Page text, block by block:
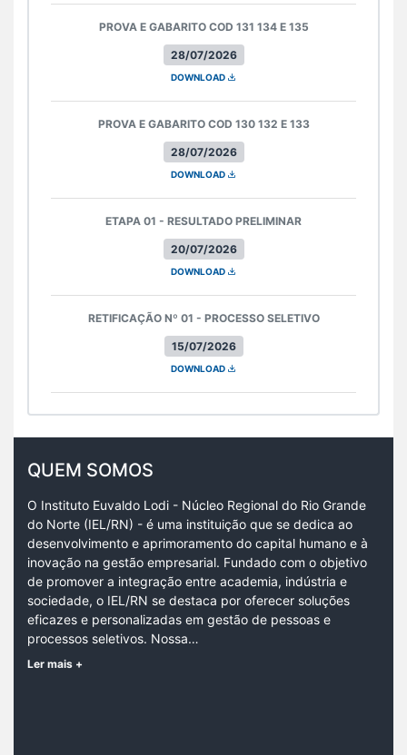
28/07/2026
PROVA E GABARITO COD 131 134 E 135
DOWNLOAD
28/07/2026
PROVA E GABARITO COD 130 132 E 133
DOWNLOAD
20/07/2026
ETAPA 01 - RESULTADO PRELIMINAR
DOWNLOAD
15/07/2026
RETIFICAÇÃO Nº 01 - PROCESSO SELETIVO
DOWNLOAD
QUEM SOMOS
O Instituto Euvaldo Lodi - Núcleo Regional do Rio Grande
do Norte (IEL/RN) - é uma instituição que se dedica ao
desenvolvimento e aprimoramento do capital humano e à
inovação na gestão empresarial. Fundado com o objetivo
de promover a integração entre academia, indústria e
sociedade, o IEL/RN se destaca por oferecer soluções
eficazes e personalizadas em gestão de pessoas e
processos seletivos. Nossa…
Ler mais +